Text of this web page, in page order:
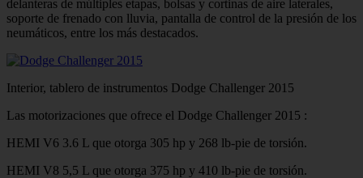
delanteras de múltiples etapas, bolsas y cortinas de aire laterales,
soporte de frenado con lluvia, pantalla de control de la presión de los
neumáticos, entre los más destacados.
Interior, tablero de instrumentos Dodge Challenger 2015
Las motorizaciones que ofrece el Dodge Challenger 2015 :
HEMI V6 3.6 L que otorga 305 hp y 268 lb-pie de torsión.
HEMI V8 5,5 L que otorga 375 hp y 410 lb-pie de torsión.